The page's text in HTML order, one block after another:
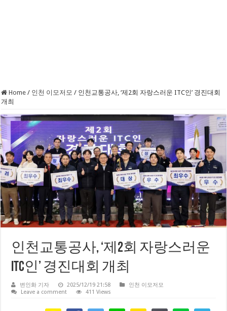
Home / 인천 이모저모 / 인천교통공사, ‘제2회 자랑스러운 ITC인’ 경진대회
개최
인천교통공사, ‘제2회 자랑스러운
ITC인’ 경진대회 개최
변인화 기자 2025/12/19 21:58
인천 이모저모
Leave a comment
411 Views